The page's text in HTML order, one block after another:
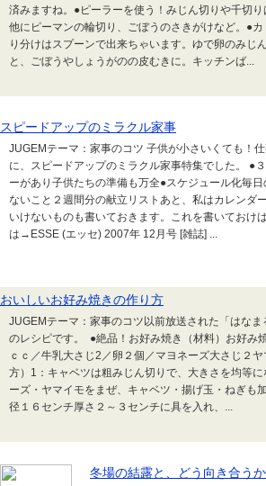
済みますね。●ピーラーを使う！みじん切りや千切
他にピーマンの輪切り、ごぼうのさきがけなど。●
り分けはスプーンで出来ちゃいます。ゆで卵のみじ
と、ごぼうやしょうがのの皮むきに。キッチンば...
スピードアップのミラクル家事
JUGEMテーマ：家事のコツ 子供が小さいくても！
に、スピードアップのミラクル家事特集でした。 ●
ーがあり子供たちの準備も万全●スケジュール化毎
ないこと２週間分の献立リストあと、私はカレンダ
いけないものも書いておきます。これを書いておけ
は→ESSE (エッセ) 2007年 12月号 [雑誌] ...
おいしいお好み焼きの作り方
JUGEMテーマ：家事のコツ以前放送された「はな
のレシピです。 ●絶品！お好み焼き（材料）お好み
ｃｃ／牛乳大さじ2／卵２個／マヨネーズ大さじ２
方）1：キャベツは粗みじん切りで、大きさを均等
ーズ・ヤマイモをまぜ、キャベツ・揚げ玉・ねぎも
径１６センチ厚さ２～３センチに具を入れ、...
冬場の結露と、どう向き合うか